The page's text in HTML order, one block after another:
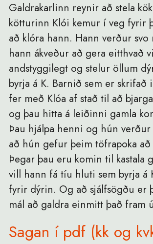
Galdrakarlinn reynir að stela
kötturinn Klói kemur í veg fyrir
að klóra hann. Hann verður
hann ákveður að gera eitthvað
andstyggilegt og stelur öllum
byrja á K. Barnið sem er skrifað
fer með Klóa af stað til að
og þau hitta á leiðinni gamla
Þau hjálpa henni og hún verður
að hún gefur þeim töfrapoka
Þegar þau eru komin til kastala
vill hann fá tíu hluti sem byrja á
fyrir dýrin. Og að sjálfsögðu er
mál að galdra einmitt það fram
Sagan í pdf (kk og